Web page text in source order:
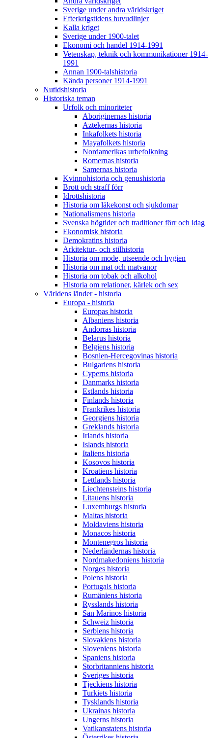
Sverige under andra världskriget
Efterkrigstidens huvudlinjer
Kalla kriget
Sverige under 1900-talet
Ekonomi och handel 1914-1991
Vetenskap, teknik och kommunikationer 1914-
1991
Annan 1900-talshistoria
Kända personer 1914-1991
Nutidshistoria
Historiska teman
Urfolk och minoriteter
Aboriginernas historia
Aztekernas historia
Inkafolkets historia
Mayafolkets historia
Nordamerikas urbefolkning
Romernas historia
Samernas historia
Kvinnohistoria och genushistoria
Brott och straff förr
Idrottshistoria
Historia om läkekonst och sjukdomar
Nationalismens historia
Svenska högtider och traditioner förr och idag
Ekonomisk historia
Demokratins historia
Arkitektur- och stilhistoria
Historia om mode, utseende och hygien
Historia om mat och matvanor
Historia om tobak och alkohol
Historia om relationer, kärlek och sex
Världens länder - historia
Europa - historia
Europas historia
Albaniens historia
Andorras historia
Belarus historia
Belgiens historia
Bosnien-Hercegovinas historia
Bulgariens historia
Cyperns historia
Danmarks historia
Estlands historia
Finlands historia
Frankrikes historia
Georgiens historia
Greklands historia
Irlands historia
Islands historia
Italiens historia
Kosovos historia
Kroatiens historia
Lettlands historia
Liechtensteins historia
Litauens historia
Luxemburgs historia
Maltas historia
Moldaviens historia
Monacos historia
Montenegros historia
Nederländernas historia
Nordmakedoniens historia
Norges historia
Polens historia
Portugals historia
Rumäniens historia
Rysslands historia
San Marinos historia
Schweiz historia
Serbiens historia
Slovakiens historia
Sloveniens historia
Spaniens historia
Storbritanniens historia
Sveriges historia
Tjeckiens historia
Turkiets historia
Tysklands historia
Ukrainas historia
Ungerns historia
Vatikanstatens historia